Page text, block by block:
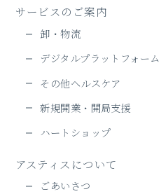
サービスのご案内
卸・物流
デジタルプラットフォーム
その他ヘルスケア
新規開業・開局支援
ハートショップ
アスティスについて
ごあいさつ